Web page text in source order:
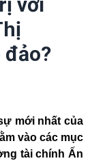
mới nhất của
vào các mục
tài chính Ấn